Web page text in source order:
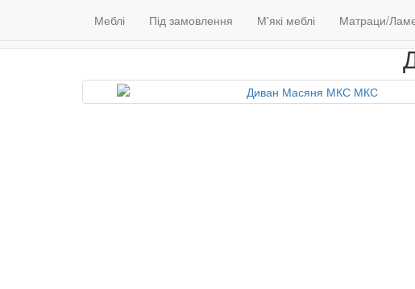
(098) 79 39 176 Контакти
Меблі Під замовлення М'які меблі Матраци/